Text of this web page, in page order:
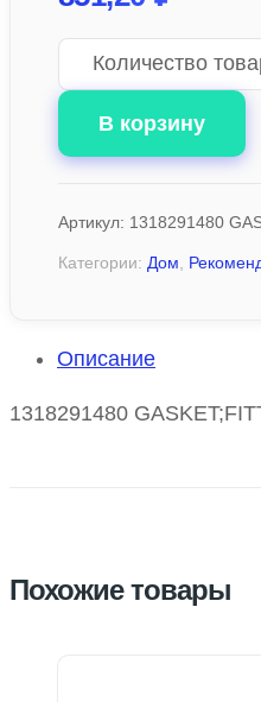
Количество
В корзину
Артикул: 1318291480
Категории: Дом,
Описание
1318291480
Похожие товары